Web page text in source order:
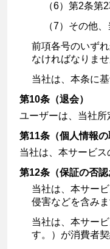
（6）第2条第
（7）その他
前項各号のいず
なければなりませ
当社は、本条に
第10条（退会）
ユーザーは、当社所
第11条（個人情報の
当社は、本サービ
第12条（保証の否認
当社は、本サー
侵害などを含み
当社は、本サー
す。）が消費者